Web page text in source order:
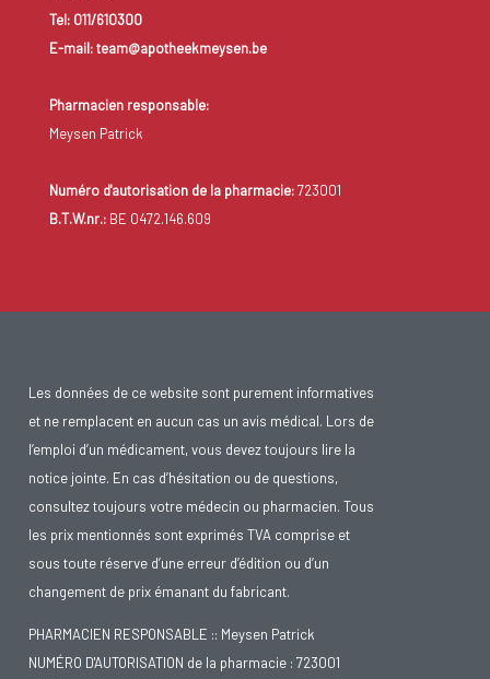
Tel: 011/610300
E-mail: team@apotheekmeysen.be
Pharmacien responsable:
Meysen Patrick
Numéro d'autorisation de la pharmacie:723001
B.T.W.nr.:BE 0472.146.609
Les données de ce website sont purement informatives
et ne remplacent en aucun cas un avis médical. Lors de
l’emploi d’un médicament, vous devez toujours lire la
notice jointe. En cas d’hésitation ou de questions,
consultez toujours votre médecin ou pharmacien. Tous
les prix mentionnés sont exprimés TVA comprise et
sous toute réserve d’une erreur d’édition ou d’un
changement de prix émanant du fabricant.
PHARMACIEN RESPONSABLE :: Meysen Patrick
NUMÉRO D'AUTORISATION de la pharmacie : 723001